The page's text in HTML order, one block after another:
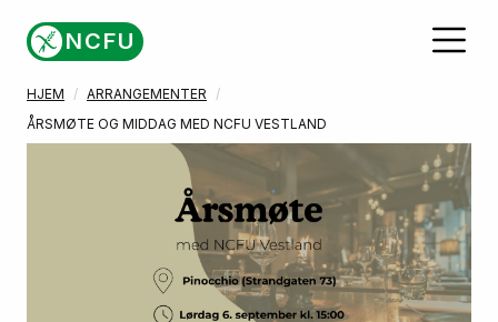
NCFU
HJEM
ARRANGEMENTER
ÅRSMØTE OG MIDDAG MED NCFU VESTLAND